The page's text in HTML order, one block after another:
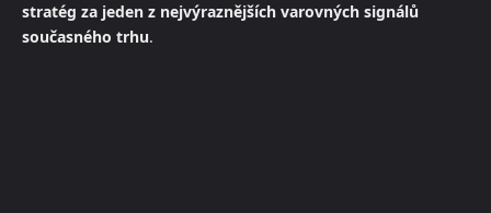
stratég za jeden z nejvýraznějších varovných signálů
současného trhu.